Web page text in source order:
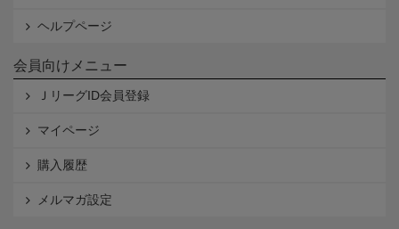
ヘルプページ
会員向けメニュー
ＪリーグID会員登録
マイページ
購入履歴
メルマガ設定